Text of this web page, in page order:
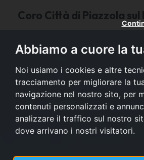
Abbiamo a cuore la
Noi usiamo i cookies e altre
tracciamento per migliorare la
navigazione nel nostro sito, per
contenuti personalizzati e
analizzare il traffico sul nostro
dove arrivano i nostri visitatori.
Coro Città di Piazzola sul